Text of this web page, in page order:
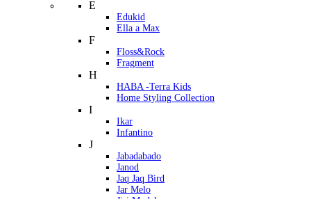
E
Edukid
Ella a Max
F
Floss&Rock
Fragment
H
HABA -Terra Kids
Home Styling Collection
I
Ikar
Infantino
J
Jabadabado
Janod
Jaq Jaq Bird
Jar Melo